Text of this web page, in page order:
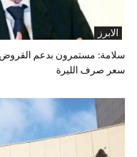
الابرز
سلامة: مستمرون بدعم القروض
سعر صرف الليرة